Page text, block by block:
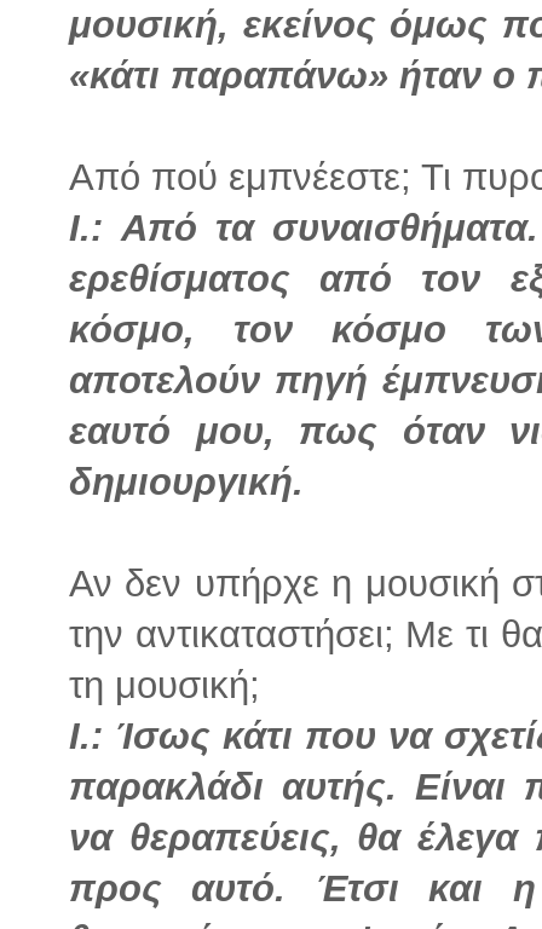
μουσική, εκείνος όμως
«κάτι παραπάνω» ήταν ο
Από πού εμπνέεστε; Τι
I.: Από τα
ερεθίσματος από τον
κόσμο, τον κόσμο
αποτελούν πηγή
εαυτό μου, πως όταν
δημιουργική.
Αν δεν υπήρχε η μουσική
την αντικαταστήσει; Με τι
τη μουσική;
I.: Ίσως κάτι που να
παρακλάδι αυτής.
να θεραπεύεις, θα
προς αυτό. Έτσι και η